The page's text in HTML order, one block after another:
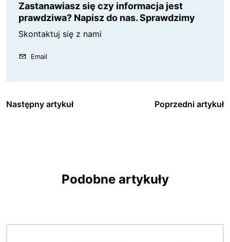
Zastanawiasz się czy informacja jest
prawdziwa? Napisz do nas. Sprawdzimy
Skontaktuj się z nami
Email
Następny artykuł Poprzedni artykuł
Podobne artykuły